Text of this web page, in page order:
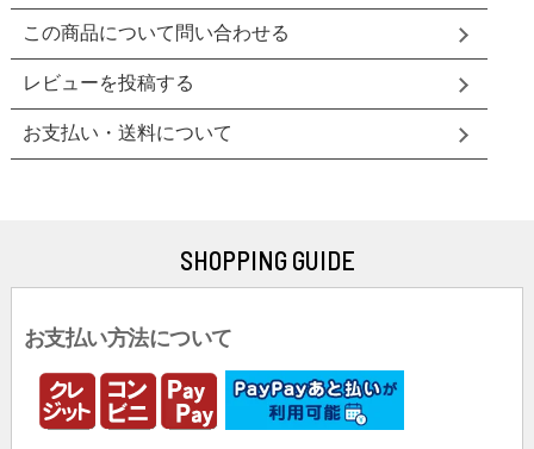
この商品について問い合わせる
レビューを投稿する
お支払い・送料について
SHOPPING GUIDE
お支払い方法について